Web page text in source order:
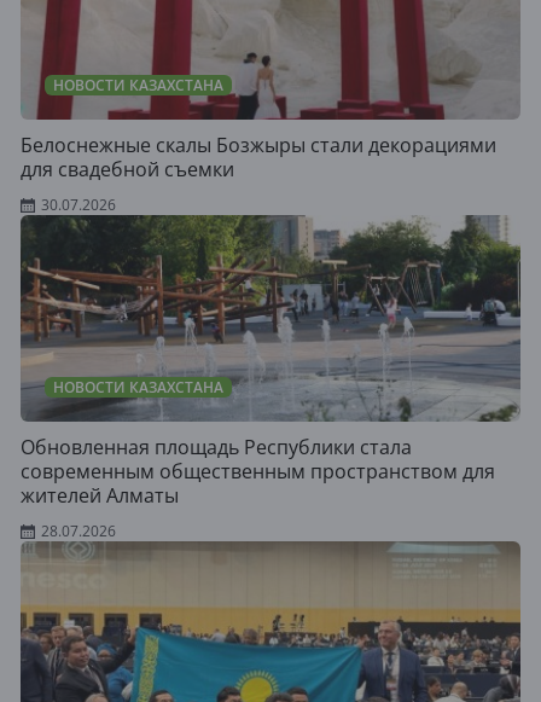
НОВОСТИ КАЗАХСТАНА
Белоснежные скалы Бозжыры стали декорациями
для свадебной съемки
30.07.2026
НОВОСТИ КАЗАХСТАНА
Обновленная площадь Республики стала
современным общественным пространством для
жителей Алматы
28.07.2026